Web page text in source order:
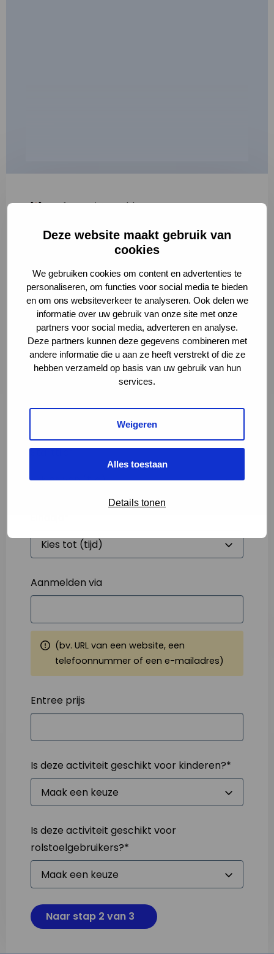
Deze website maakt gebruik van
cookies
We gebruiken cookies om content en advertenties te
personaliseren, om functies voor social media te bieden
en om ons websiteverkeer te analyseren. Ook delen we
informatie over uw gebruik van onze site met onze
partners voor social media, adverteren en analyse.
Deze partners kunnen deze gegevens combineren met
andere informatie die u aan ze heeft verstrekt of die ze
hebben verzameld op basis van uw gebruik van hun
services.
Weigeren
Alles toestaan
Details tonen
"*" geeft vereiste velden aan
2
Volledige omschrijving*
Starttijd*
Aanmelden via
(bv. URL van een website, een
telefoonnummer of een e-mailadres)
Entree prijs
Is deze activiteit geschikt voor kinderen?*
Is deze activiteit geschikt voor
rolstoelgebruikers?*